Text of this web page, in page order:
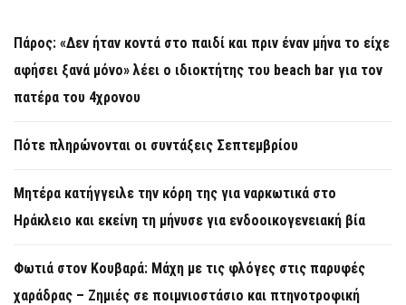
Πάρος: «Δεν ήταν κοντά στο παιδί και πριν έναν μήνα το είχε
αφήσει ξανά μόνο» λέει ο ιδιοκτήτης του beach bar για τον
πατέρα του 4χρονου
Πότε πληρώνονται οι συντάξεις Σεπτεμβρίου
Μητέρα κατήγγειλε την κόρη της για ναρκωτικά στο
Ηράκλειο και εκείνη τη μήνυσε για ενδοοικογενειακή βία
Φωτιά στον Κουβαρά: Μάχη με τις φλόγες στις παρυφές
χαράδρας – Ζημιές σε ποιμνιοστάσιο και πτηνοτροφική